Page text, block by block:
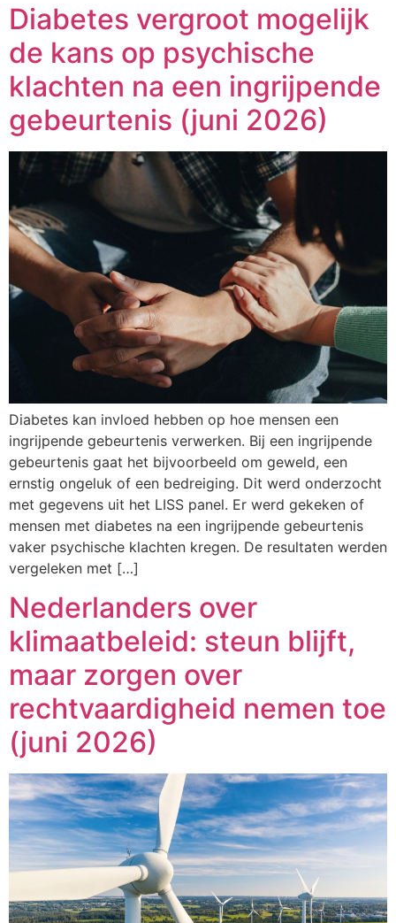
Diabetes vergroot mogelijk
de kans op psychische
klachten na een ingrijpende
gebeurtenis (juni 2026)
Diabetes kan invloed hebben op hoe mensen een
ingrijpende gebeurtenis verwerken. Bij een ingrijpende
gebeurtenis gaat het bijvoorbeeld om geweld, een
ernstig ongeluk of een bedreiging. Dit werd onderzocht
met gegevens uit het LISS panel. Er werd gekeken of
mensen met diabetes na een ingrijpende gebeurtenis
vaker psychische klachten kregen. De resultaten werden
vergeleken met […]
Nederlanders over
klimaatbeleid: steun blijft,
maar zorgen over
rechtvaardigheid nemen toe
(juni 2026)